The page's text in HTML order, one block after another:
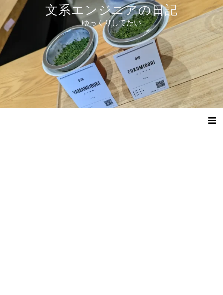
テ
ツ
へ
ス
ッ
プ
文系エンジニアの日記
ゆっくりしてたい